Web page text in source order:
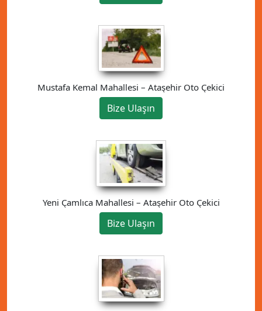
Mustafa Kemal Mahallesi – Ataşehir Oto Çekici
Bize Ulaşın
Yeni Çamlıca Mahallesi – Ataşehir Oto Çekici
Bize Ulaşın